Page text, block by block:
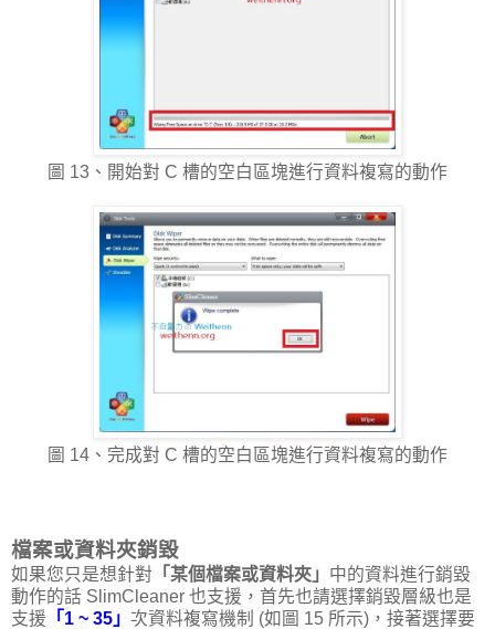
圖 13、開始對 C 槽的空白區塊進行資料複寫的動作
圖 14、完成對 C 槽的空白區塊進行資料複寫的動作
檔案或資料夾銷毀
如果您只是想針對 「某個檔案或資料夾」 中的資料進行銷毀
動作的話 SlimCleaner 也支援，首先也請選擇銷毀層級也是
支援 「1 ~ 35」 次資料複寫機制 (如圖 15 所示)，接著選擇要